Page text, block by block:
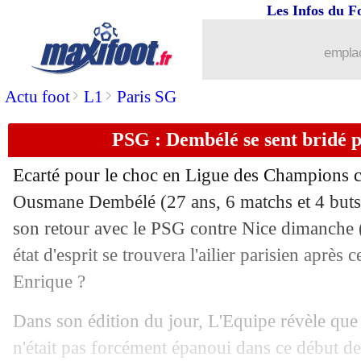
Actu foot> L1 > Paris SG
Les Infos du
PSG : Dembélé se sent bridé
Ecarté pour le choc en Ligue des Champions
Ousmane Dembélé (27 ans, 6 matchs et 4
son retour avec le PSG contre Nice
état d'esprit se trouvera l'ailier parisien après
Enrique ?
Dans son édition du jour, L'Equipe révèle
n'était pas forcément épanoui dans ce début
VIDEO : Davitashvili voit triple !
05/10 L1: St Etienne 3-1 Auxerre (fini)
05/10 L1: Lille-Toulouse, les compos
05/10 Ang.: Arsenal retourne Southampton
05/10 Ang. : Manchester City bat
05/10 All.
: Dortmund retombe dans ses